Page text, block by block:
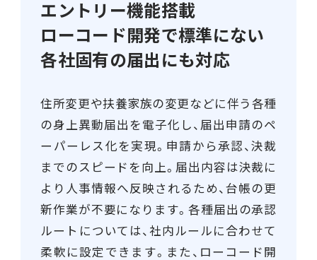
連携ソリューション
サポートサービス
エントリー機能搭載
ローコード開発で標準にない
各社固有の届出にも対応
住所変更や扶養家族の変更などに伴う各種
の身上異動届出を電子化し、届出申請のペ
ーパーレス化を実現。申請から承認、決裁
までのスピードを向上。届出内容は決裁に
より人事情報へ反映されるため、台帳の更
新作業が不要になります。各種届出の承認
ルートについては、社内ルールに合わせて
柔軟に設定できます。また、ローコード開